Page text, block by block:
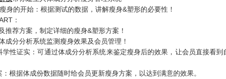
身的开始：根据测试的数据，讲解瘦身&塑形的必要性！
：
推荐方案，制定详细的瘦身&塑形方案！
成分分析系统监测瘦身效果及会员管理！
学性证实：可通过体成分分析系统来鉴定瘦身后的效果，让会员直接看
根据体成份数据随时给会员更新瘦身方案，以达到满意的效果。